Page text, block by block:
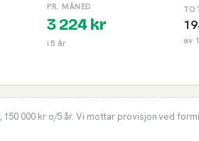
PR. MÅNED
3 224kr
i5 år av
, 150 000kr o/5 år. Vi mottar provisjon ved